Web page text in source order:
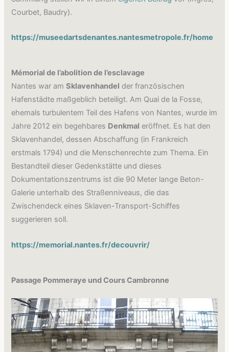
Courbet, Baudry).
https://museedartsdenantes.nantesmetropole.fr/home
Mémorial de l’abolition de l’esclavage
Nantes war amSklavenhandel der französischen
Hafenstädte maßgeblich beteiligt. Am Quai de la Fosse,
ehemals turbulentem Teil des Hafens von Nantes, wurde im
Jahre 2012 ein begehbares Denkmal eröffnet. Es hat den
Sklavenhandel, dessen Abschaffung (in Frankreich
erstmals 1794) und die Menschenrechte zum Thema. Ein
Bestandteil dieser Gedenkstätte und dieses
Dokumentationszentrums ist die 90 Meter lange Beton-
Galerie unterhalb des Straßenniveaus, die das
Zwischendeck eines Sklaven-Transport-Schiffes
suggerieren soll.
https://memorial.nantes.fr/decouvrir/
Passage Pommeraye und Cours Cambronne